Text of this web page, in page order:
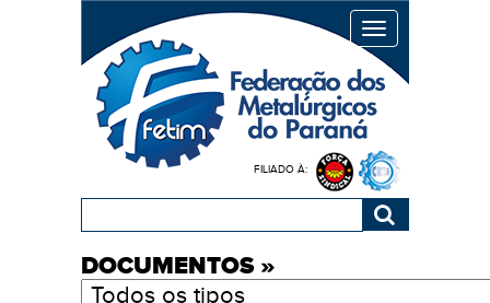
MENU
FILIADO À:
DOCUMENTOS»